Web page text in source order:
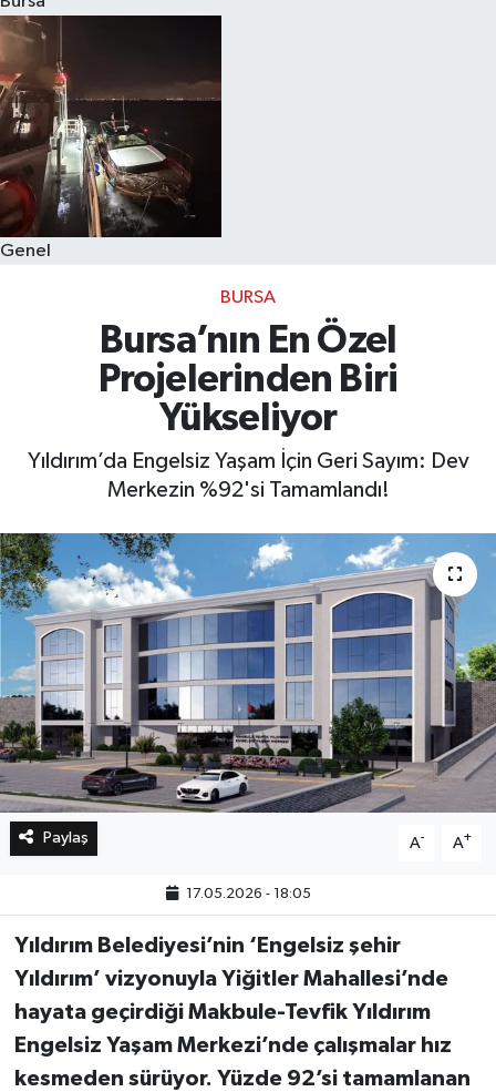
Genel
BURSA
Bursa’nın En Özel
Projelerinden Biri
Yükseliyor
Yıldırım’da Engelsiz Yaşam İçin Geri Sayım: Dev
Merkezin %92'si Tamamlandı!
Paylaş A- A+
17.05.2026 - 18:05
Yıldırım Belediyesi’nin ‘Engelsiz şehir
Yıldırım’ vizyonuyla Yiğitler Mahallesi’nde
hayata geçirdiği Makbule-Tevfik Yıldırım
Engelsiz Yaşam Merkezi’nde çalışmalar hız
kesmeden sürüyor. Yüzde 92’si tamamlanan
Sağlık
Dünya
Magazin
Kültür & Sanat
Teknoloji
Genel
Bilim, Teknoloji